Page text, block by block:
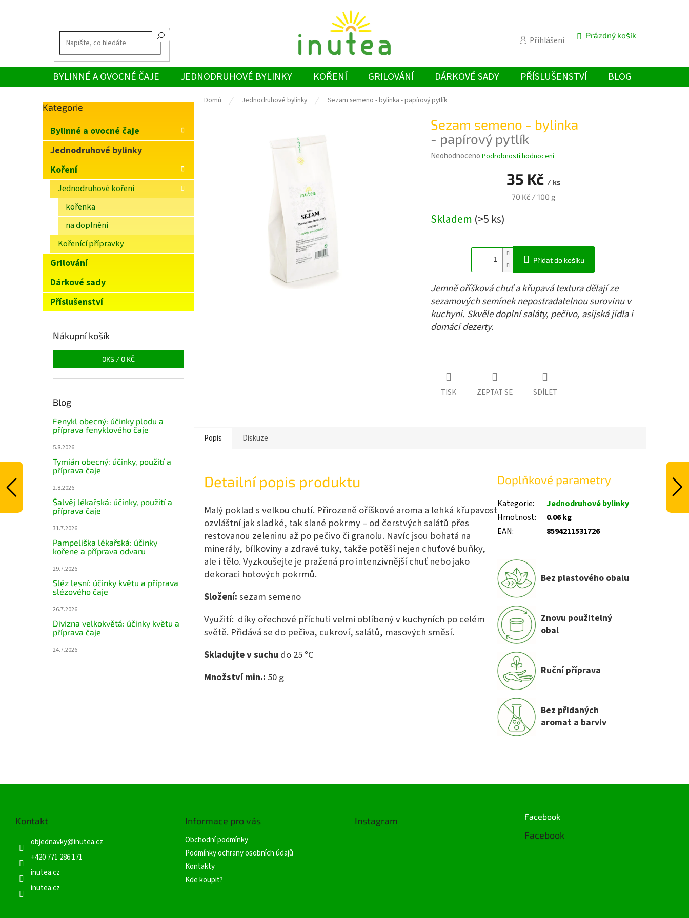
Přihlášení
NÁKUPNÍ
Prázdný košík
BYLINNÉ A OVOCNÉ ČAJE JEDNODRUHOVÉ BYLINKY KOŘENÍ GRILOVÁNÍ DÁRKOVÉ SADY PŘÍSLUŠENSTVÍ BLOG
Domů Jednodruhové bylinky Sezam semeno - bylinka - papírový pytlík
P
r
n
Přeskočit
Kategorie
Bylinné a ovocné čaje
Jednodruhové bylinky
Koření
Jednodruhové koření
kořenka
na doplnění
Kořenící přípravky
Grilování
Dárkové sady
Příslušenství
Nákupní košík
0KS / 0 KČ
Blog
Fenykl obecný: účinky plodu a
příprava fenyklového čaje
5.8.2026
Tymián obecný: účinky, použití a
příprava čaje
2.8.2026
Šalvěj lékařská: účinky, použití a
příprava čaje
31.7.2026
Pampeliška lékařská: účinky
kořene a příprava odvaru
29.7.2026
Sléz lesní: účinky květu a příprava
slézového čaje
26.7.2026
Divizna velkokvětá: účinky květu a
příprava čaje
24.7.2026
Sezam semeno - bylinka
- papírový pytlík
Průměrné
5
Neohodnoceno Podrobnosti hodnocení
35 Kč / ks
Měrná
70 Kč / 100 g
Skladem (>5 ks)
Přidat do košíku
Jemně oříšková chuť a křupavá textura dělají ze
sezamových semínek nepostradatelnou surovinu v
kuchyni. Skvěle doplní saláty, pečivo, asijská jídla i
domácí dezerty.
TISK ZEPTAT SE SDÍLET
Popis Diskuze
Detailní popis produktu
Malý poklad s velkou chutí. Přirozeně oříškové aroma a lehká křupavost
ozvláštní jak sladké, tak slané pokrmy – od čerstvých salátů přes
restovanou zeleninu až po pečivo či granolu. Navíc jsou bohatá na
minerály, bílkoviny a zdravé tuky, takže potěší nejen chuťové buňky,
ale i tělo. Vyzkoušejte je pražená pro intenzivnější chuť nebo jako
dekoraci hotových pokrmů.
Složení:sezam semeno
Využití: díky ořechové příchuti velmi oblíbený v kuchyních po celém
světě. Přidává se do pečiva, cukroví, salátů, masových směsí.
Skladujte v suchu do 25 °C
Množství min.: 50g
Doplňkové parametry
Kategorie:
Jednodruhové bylinky
Hmotnost:
0.06 kg
EAN: 8594211531726
Bez plastového obalu
Znovu použitelný
obal
Ruční příprava
Bez přidaných
aromat a barviv
Kontakt
objednavky@inutea.cz
+420 771 286 171
inutea.cz
inutea.cz
Informace pro vás
Obchodní podmínky
Podmínky ochrany osobních údajů
Kontakty
Kde koupit?
Instagram Facebook
Facebook